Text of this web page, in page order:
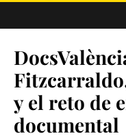
y el reto de
documental